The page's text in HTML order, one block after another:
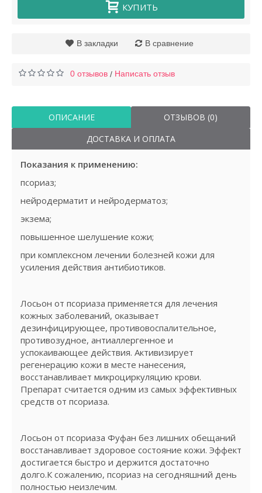
КУПИТЬ
В закладки В сравнение
0 отзывов / Написать отзыв
ОПИСАНИЕ
ОТЗЫВОВ (0)
ДОСТАВКА И ОПЛАТА
Показания к применению:
псориаз;
нейродерматит и нейродерматоз;
экзема;
повышенное шелушение кожи;
при комплексном лечении болезней кожи для
усиления действия антибиотиков.
Лосьон от псориаза применяется для лечения
кожных заболеваний, оказывает
дезинфицирующее, противовоспалительное,
противозудное, антиаллергенное и
успокаивающее действия. Активизирует
регенерацию кожи в месте нанесения,
восстанавливает микроциркуляцию крови.
Препарат считается одним из самых эффективных
средств от псориаза.
Лосьон от псориаза Фуфан без лишних обещаний
восстанавливает здоровое состояние кожи. Эффект
достигается быстро и держится достаточно
долго.К сожалению, псориаз на сегодняшний день
полностью неизлечим.